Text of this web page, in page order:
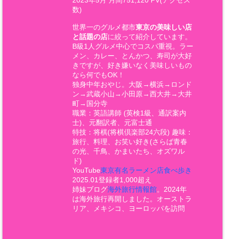
数)
世界一のグルメ都市東京の美味しい店
と話題の店に絞って紹介しています。
B級1人グルメ中心でコスパ重視。ラー
メン、カレー、とんかつ、寿司が大好
きですが、好き嫌いなく美味しいもの
なら何でもOK！
独身中年おやじ。大阪→横浜→ロンド
ン→武蔵小山→小田原→西大井→大井
町→国分寺
職業：英語講師 (英検1級、通訳案内
士)、元翻訳者、元富士通
特技：将棋(将棋倶楽部24六段) 趣味：
旅行、料理、お笑い好き(さらば青春
の光、千鳥、かまいたち、オズワル
ド)
YouTube東京有名ラーメン店食べ歩き
2025.01登録者1,000超え
姉妹ブログ海外旅行情報館。2024年
は海外旅行再開しました。オーストラ
リア、メキシコ、ヨーロッパを訪問